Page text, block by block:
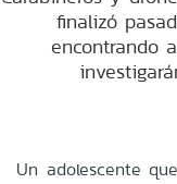
finalizó
encontrando
Un adolescente